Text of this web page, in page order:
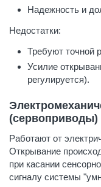
Надежность и
Недостатки:
Требуют точной
Усилие
регулируется).
(сервоприводы)
Работают от
Открывание
при касании
сигналу системы